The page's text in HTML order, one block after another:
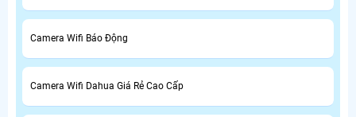
Camera Wifi Báo Động
Camera Wifi Dahua Giá Rẻ Cao Cấp